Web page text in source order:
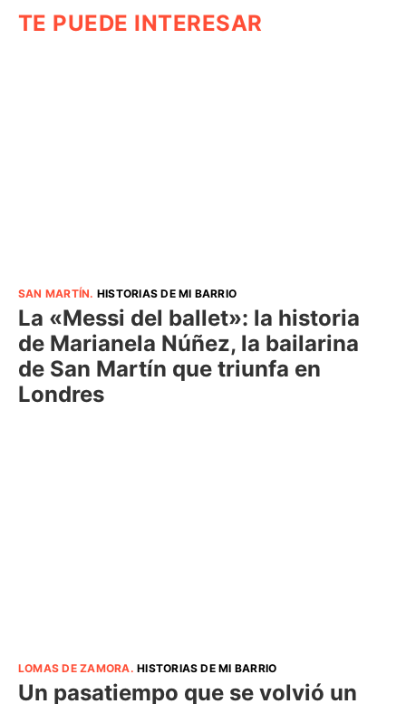
TE PUEDE INTERESAR
SAN MARTÍN. HISTORIAS DE MI BARRIO
La «Messi del ballet»: la historia
de Marianela Núñez, la bailarina
de San Martín que triunfa en
Londres
LOMAS DE ZAMORA.HISTORIAS DE MI BARRIO
Un pasatiempo que se volvió un